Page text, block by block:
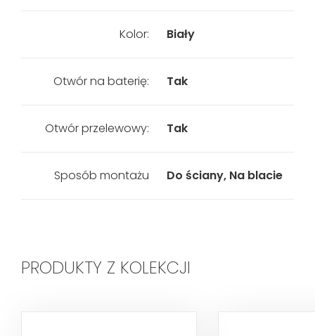
Kolor: Biały
Otwór na baterię: Tak
Otwór przelewowy: Tak
Sposób montażu Do ściany, Na blacie
PRODUKTY Z KOLEKCJI